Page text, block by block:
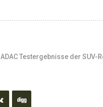
ADAC Testergebnisse der SUV-